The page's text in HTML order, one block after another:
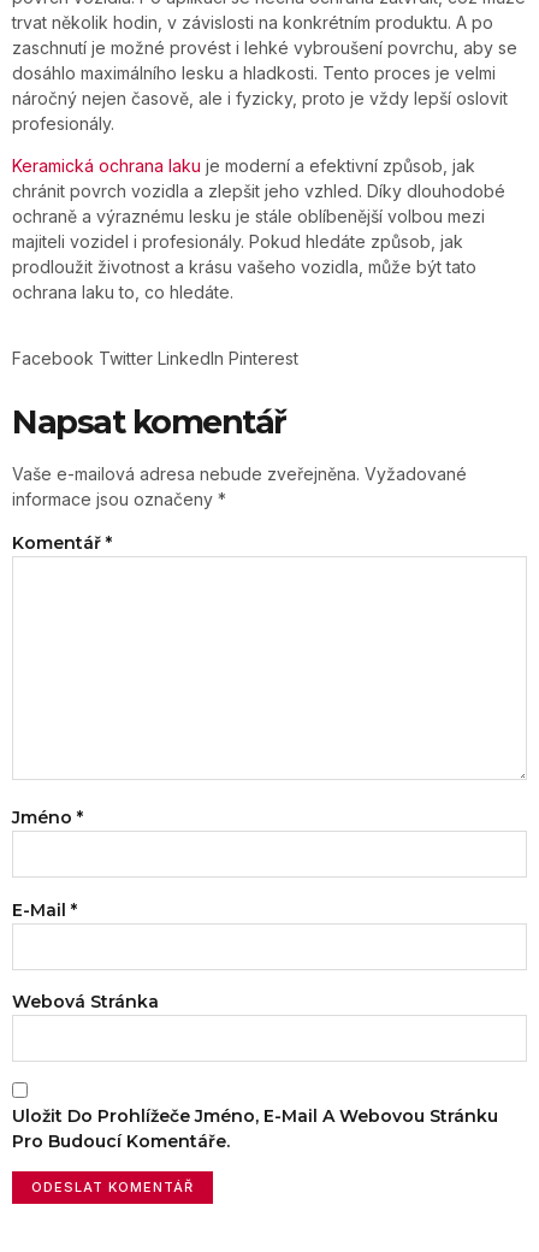
trvat několik hodin, v závislosti na konkrétním produktu. A po
zaschnutí je možné provést i lehké vybroušení povrchu, aby se
dosáhlo maximálního lesku a hladkosti. Tento proces je velmi
náročný nejen časově, ale i fyzicky, proto je vždy lepší oslovit
profesionály.
Keramická ochrana laku je moderní a efektivní způsob, jak
chránit povrch vozidla a zlepšit jeho vzhled. Díky dlouhodobé
ochraně a výraznému lesku je stále oblíbenější volbou mezi
majiteli vozidel i profesionály. Pokud hledáte způsob, jak
prodloužit životnost a krásu vašeho vozidla, může být tato
ochrana laku to, co hledáte.
Facebook Twitter LinkedIn Pinterest
Napsat komentář
Vaše e-mailová adresa nebude zveřejněna. Vyžadované
informace jsou označeny *
Komentář *
Jméno *
E-Mail *
Webová Stránka
Uložit Do Prohlížeče Jméno, E-Mail A Webovou Stránku
Pro Budoucí Komentáře.